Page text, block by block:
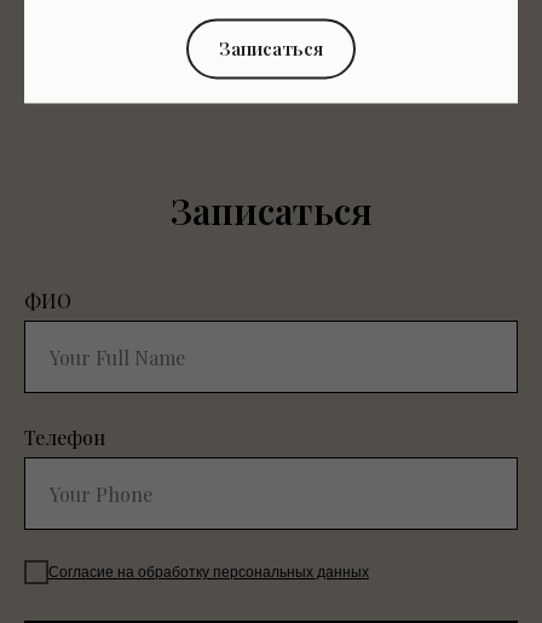
Записаться
Записаться
ФИО
Телефон
Согласие на обработку персональных данных